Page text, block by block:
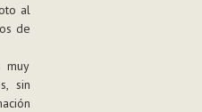
al
de
muy
sin